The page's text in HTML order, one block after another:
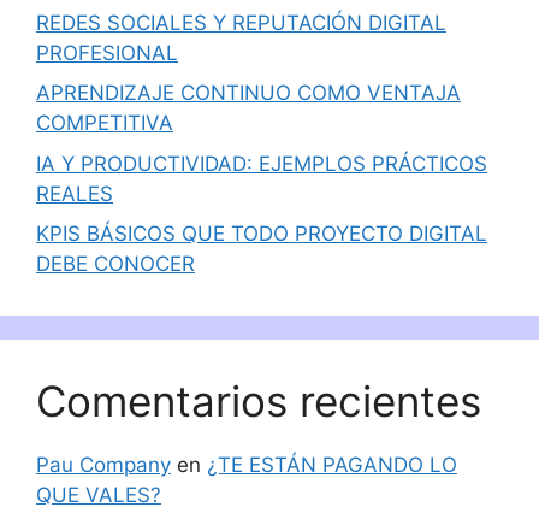
REDES SOCIALES Y REPUTACIÓN DIGITAL
PROFESIONAL
APRENDIZAJE CONTINUO COMO VENTAJA
COMPETITIVA
IA Y PRODUCTIVIDAD: EJEMPLOS PRÁCTICOS
REALES
KPIS BÁSICOS QUE TODO PROYECTO DIGITAL
DEBE CONOCER
Comentarios recientes
Pau Company en ¿TE ESTÁN PAGANDO LO
QUE VALES?